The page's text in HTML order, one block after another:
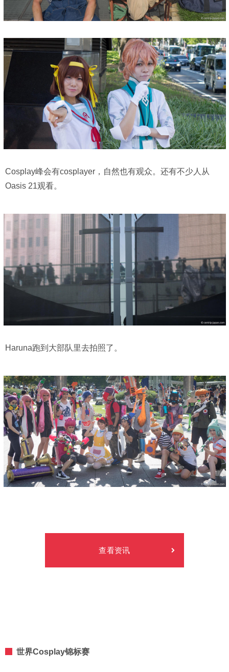
Cosplay峰会有cosplayer，自然也有观众。还有不少人从
Oasis 21观看。
Haruna跑到大部队里去拍照了。
查看资讯
世界Cosplay锦标赛